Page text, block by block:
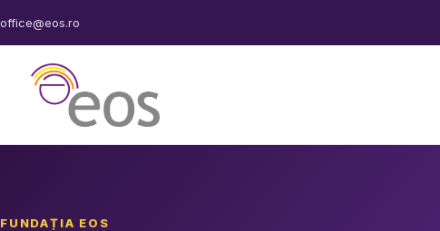
office@eos.ro
FUNDAȚIA EOS